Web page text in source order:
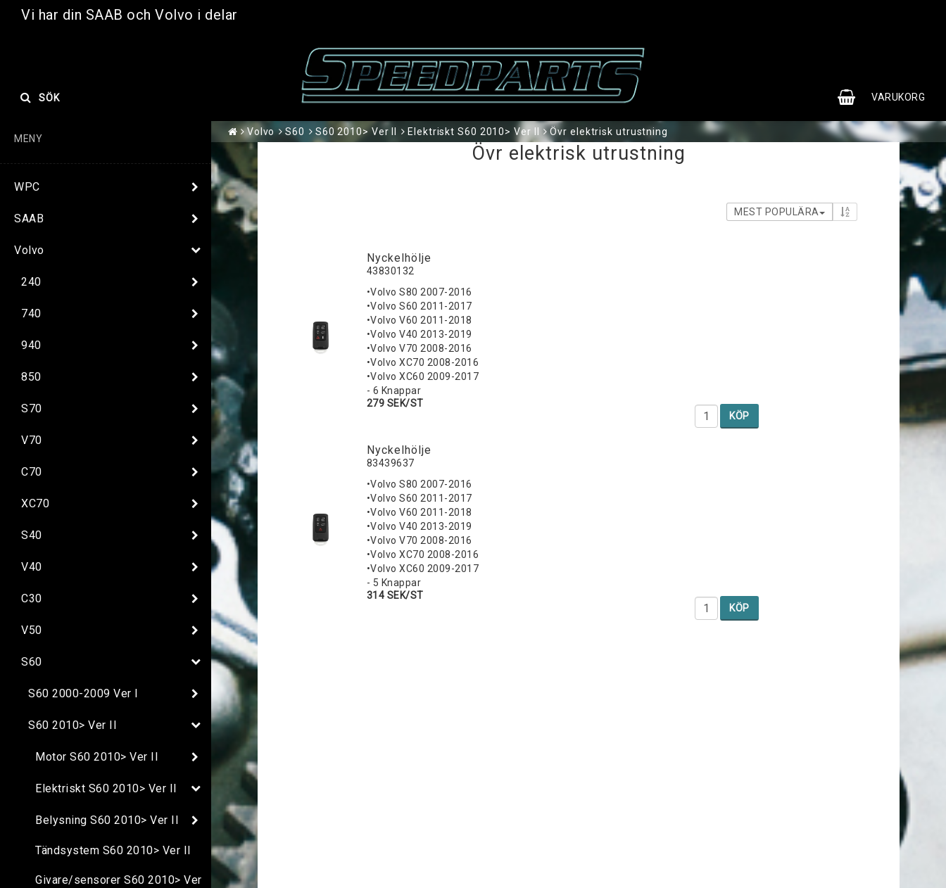
Vi har din SAAB och Volvo i delar
VARUKORG
SÖK
MENY
WPC
SAAB
Volvo
240
740
940
850
S70
V70
C70
XC70
S40
V40
C30
V50
S60
S60 2000-2009 Ver I
S60 2010> Ver II
Motor S60 2010> Ver II
Elektriskt S60 2010> Ver II
Belysning S60 2010> Ver II
Tändsystem S60 2010> Ver II
Givare/sensorer S60 2010> Ver
Volvo S60 S60 2010> Ver II Elektriskt S60 2010> Ver II Övr elektrisk utrustning
Övr elektrisk utrustning
MEST POPULÄRA
Nyckelhölje
43830132
•Volvo S80 2007-2016
•Volvo S60 2011-2017
•Volvo V60 2011-2018
•Volvo V40 2013-2019
•Volvo V70 2008-2016
•Volvo XC70 2008-2016
•Volvo XC60 2009-2017
- 6 Knappar
279 SEK/ST
KÖP
Nyckelhölje
83439637
•Volvo S80 2007-2016
•Volvo S60 2011-2017
•Volvo V60 2011-2018
•Volvo V40 2013-2019
•Volvo V70 2008-2016
•Volvo XC70 2008-2016
•Volvo XC60 2009-2017
- 5 Knappar
314 SEK/ST
KÖP